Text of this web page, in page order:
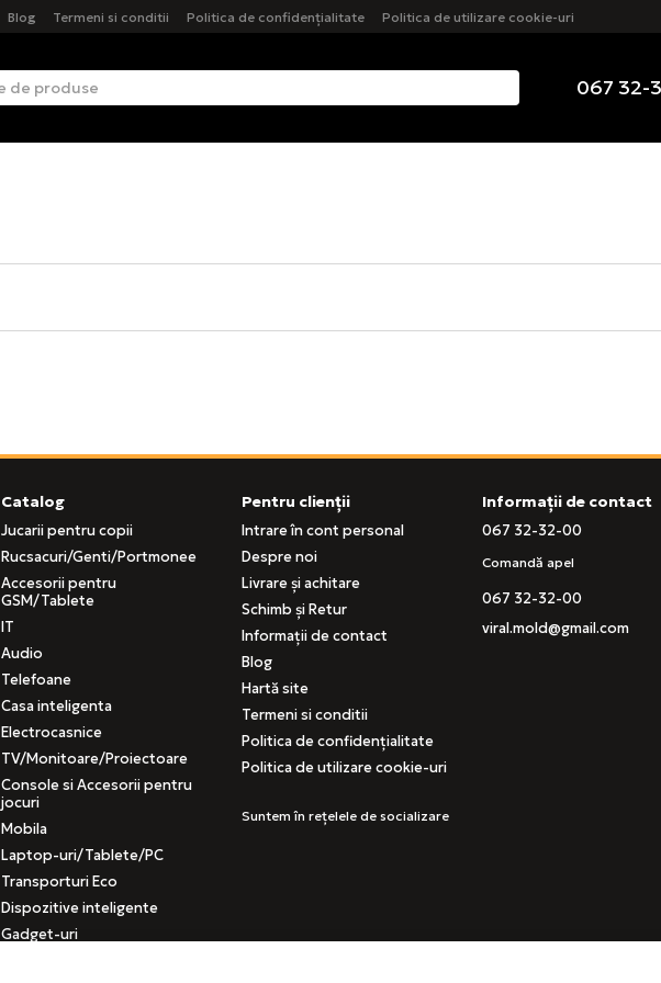
Blog Termeni si conditii Politica de confidențialitate Politica de utilizare cookie-uri
067 32-
Catalog
Jucarii pentru copii
Rucsacuri/Genti/Portmonee
Accesorii pentru
GSM/Tablete
IT
Audio
Telefoane
Casa inteligenta
Electrocasnice
TV/Monitoare/Proiectoare
Console si Accesorii pentru
jocuri
Mobila
Laptop-uri/Tablete/PC
Transporturi Eco
Dispozitive inteligente
Gadget-uri
Pentru clienții
Intrare în cont personal
Despre noi
Livrare și achitare
Schimb și Retur
Informații de contact
Blog
Hartă site
Termeni si conditii
Politica de confidențialitate
Politica de utilizare cookie-uri
Suntem în rețelele de socializare
Informații de contact
067 32-32-00
Comandă apel
067 32-32-00
viral.mold@gmail.com